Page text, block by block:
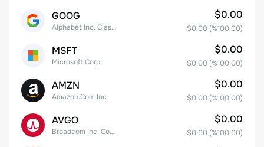
GOOG
Alphabet Inc. Class C Capital Stock
$0.00
$0.00 (%100.00)
MSFT
Microsoft Corp
$0.00
$0.00 (%100.00)
AMZN
Amazon.Com Inc
$0.00
$0.00 (%100.00)
AVGO
Broadcom Inc. Common Stock
$0.00
$0.00 (%100.00)